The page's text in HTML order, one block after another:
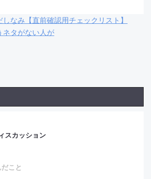
しなみ【直前確認用チェックリスト】
ネタがない人が
スカッション
こと